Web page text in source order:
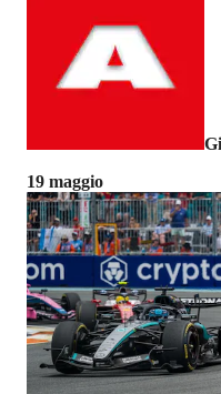
19 maggio